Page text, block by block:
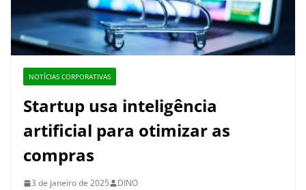
NOTÍCIAS CORPORATIVAS
Startup usa inteligência
artificial para otimizar as
compras
3 de janeiro de 2025 DINO